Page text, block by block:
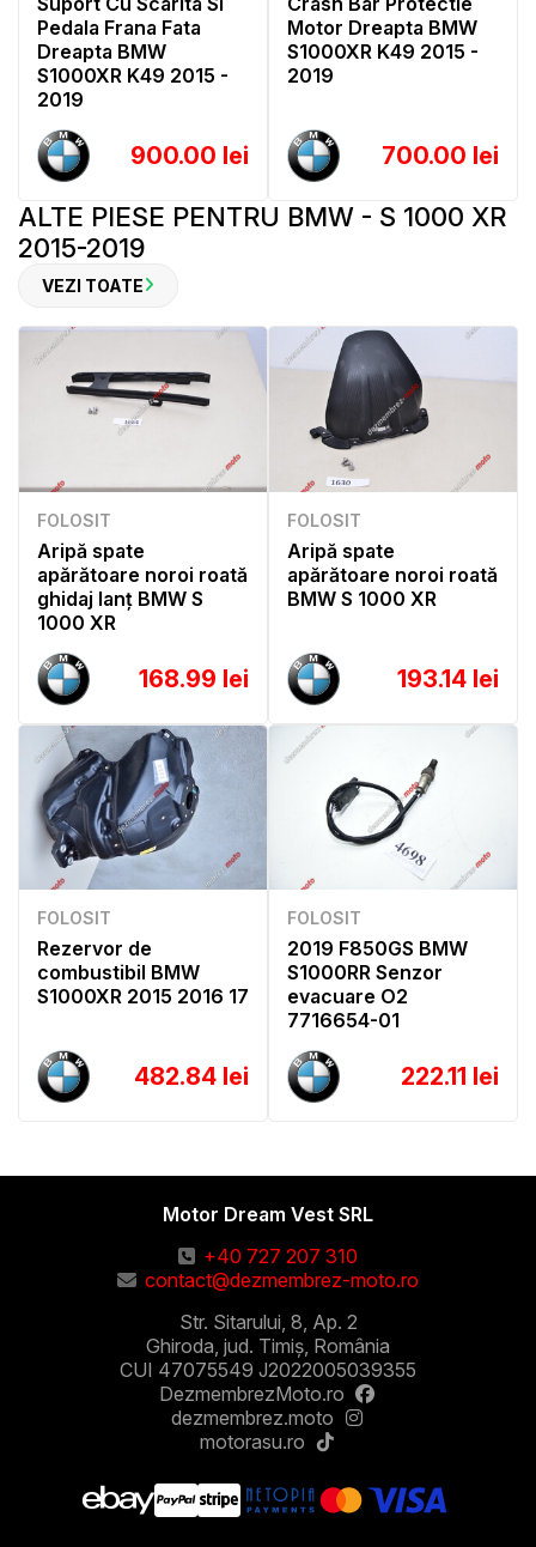
Pedala Frana Fata
Dreapta BMW
S1000XR K49 2015 -
2019
900.00 lei
Motor Dreapta BMW
S1000XR K49 2015 -
2019
700.00 lei
ALTE PIESE PENTRU BMW - S 1000 XR
2015-2019
VEZI TOATE
FOLOSIT
Aripă spate
apărătoare noroi roată
ghidaj lanț BMW S
1000 XR
168.99 lei
FOLOSIT
Aripă spate
apărătoare noroi roată
BMW S 1000 XR
193.14 lei
FOLOSIT
Rezervor de
combustibil BMW
S1000XR 2015 2016 17
482.84 lei
FOLOSIT
2019 F850GS BMW
S1000RR Senzor
evacuare O2
7716654-01
222.11 lei
Motor Dream Vest SRL
+40 727 207 310
contact@dezmembrez-moto.ro
Str. Sitarului, 8, Ap. 2
Ghiroda, jud. Timiș, România
CUI 47075549 J2022005039355
DezmembrezMoto.ro
dezmembrez.moto
motorasu.ro